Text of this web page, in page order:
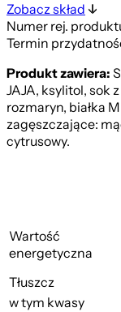
Zobacz skład
Numer rej.
Termin
Produkt zawiera:
JAJA, ksylitol, sok
rozmaryn, białka
zagęszczające:
cytrusowy.
Wartość
energetyczna
Tłuszcz
w tym kwasy